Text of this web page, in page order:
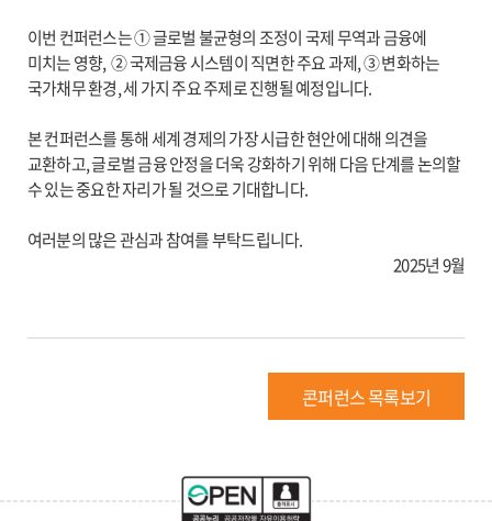
이번 컨퍼런스는 ① 글로벌 불균형의 조정이 국제 무역과 금융에
미치는 영향, ② 국제금융 시스템이 직면한 주요 과제, ③ 변화하는
국가채무 환경, 세 가지 주요 주제로 진행될 예정입니다.
본 컨퍼런스를 통해 세계 경제의 가장 시급한 현안에 대해 의견을
교환하고, 글로벌 금융 안정을 더욱 강화하기 위해 다음 단계를 논의할
수 있는 중요한 자리가 될 것으로 기대합니다.
여러분의 많은 관심과 참여를 부탁드립니다.
2025년 9월
콘퍼런스 목록보기